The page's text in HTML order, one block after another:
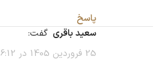
پاسخ
سعید باقری گفت:
25 فروردین 1405 در 6:12 ب.ظ